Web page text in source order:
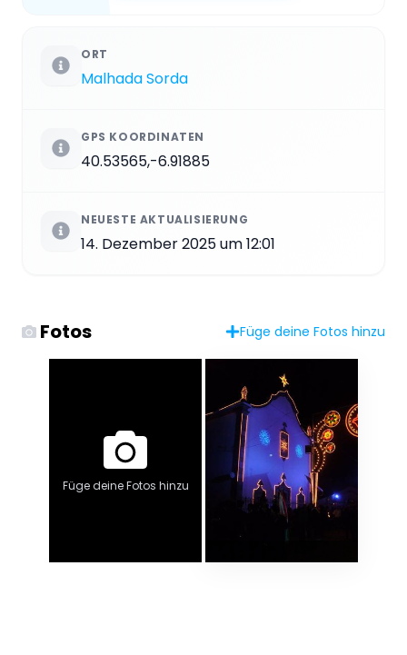
ORT
Malhada Sorda
GPS KOORDINATEN
40.53565,-6.91885
NEUESTE AKTUALISIERUNG
14. Dezember 2025 um 12:01
Fotos Füge deine Fotos hinzu
Füge deine Fotos hinzu